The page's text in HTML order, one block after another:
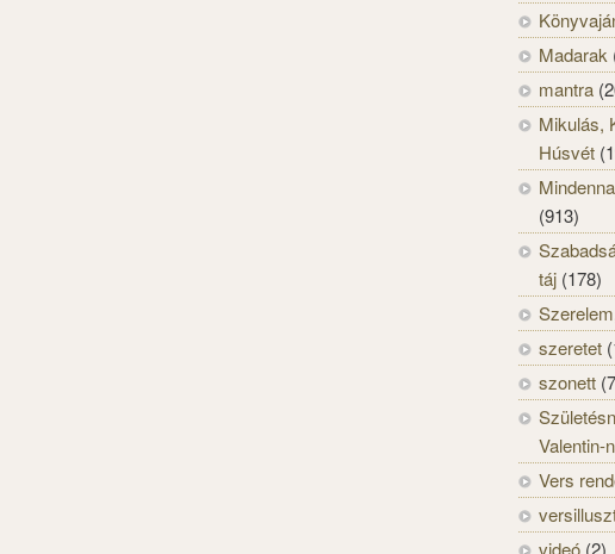
Madarak
mantra
Mikulás,
Húsvét
(913)
táj (178)
szeretet
szonett
Valentin-
Vers
videó (2)